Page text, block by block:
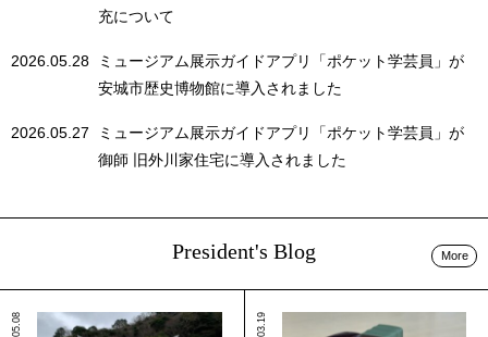
充について
2026.05.28
ミュージアム展示ガイドアプリ「ポケット学芸員」が
安城市歴史博物館に導入されました
2026.05.27
ミュージアム展示ガイドアプリ「ポケット学芸員」が
御師 旧外川家住宅に導入されました
President's Blog More